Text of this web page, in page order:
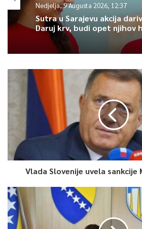
0
Article Rating
Nedjelja, 9 Augusta 2026, 12:37
Sutra u Sarajevu akcija
Daruj krv, budi opet njihov
Vlada Slovenije uvela sankcije